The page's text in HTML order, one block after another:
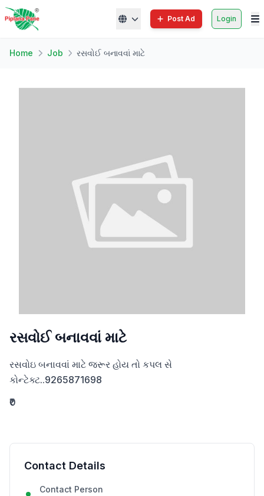
Post Ad Login
Home Job રસવોઈ બનાવવાં માટે
રસવોઈ બનાવવાં માટે
રસવોઇ બનાવવાં માટે જરૂર હોય તો કપલ સે
કોન્ટેક્ટ..9265871698
₹0
Contact Details
Contact Person